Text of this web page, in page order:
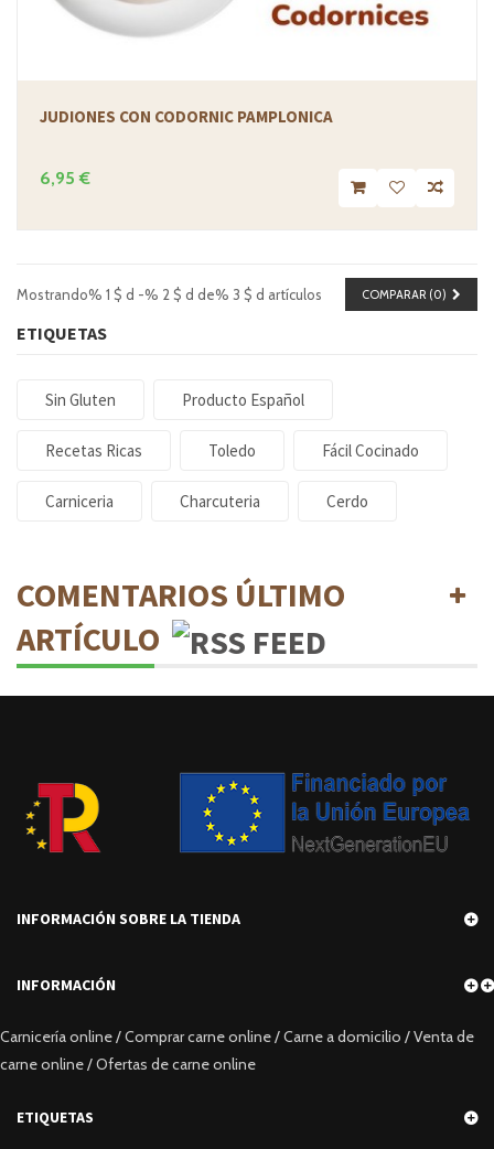
JUDIONES CON CODORNIC PAMPLONICA
6,95 €
COMPARAR (0)
Mostrando% 1 $ d -% 2 $ d de% 3 $ d artículos
ETIQUETAS
Sin Gluten Producto Español
Recetas Ricas Toledo Fácil Cocinado
Carniceria Charcuteria Cerdo
COMENTARIOS ÚLTIMO
ARTÍCULO
INFORMACIÓN SOBRE LA TIENDA
INFORMACIÓN
Carnicería online / Comprar carne online / Carne a domicilio / Venta de
carne online / Ofertas de carne online
ETIQUETAS